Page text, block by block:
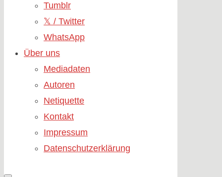
Tumblr
𝕏 / Twitter
WhatsApp
Über uns
Mediadaten
Autoren
Netiquette
Kontakt
Impressum
Datenschutzerklärung